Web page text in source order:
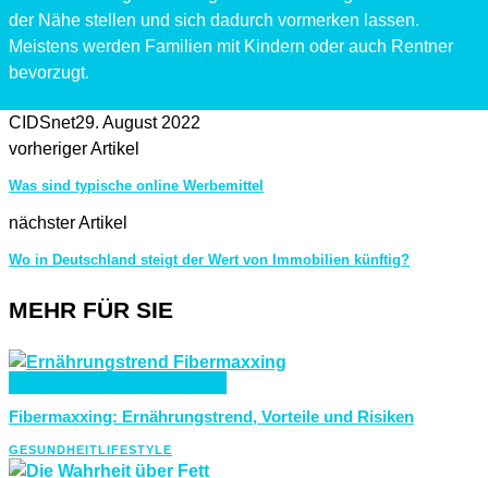
der Nähe stellen und sich dadurch vormerken lassen.
Meistens werden Familien mit Kindern oder auch Rentner
bevorzugt.
CIDSnet29. August 2022
vorheriger Artikel
Was sind typische online Werbemittel
nächster Artikel
Wo in Deutschland steigt der Wert von Immobilien künftig?
MEHR FÜR SIE
Fibermaxxing: Ernährungstrend, Vorteile und Risiken
GESUNDHEITLIFESTYLE